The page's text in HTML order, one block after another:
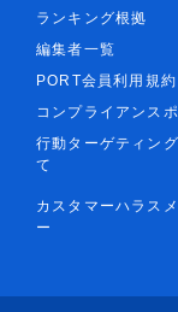
ランキング根拠
編集者一覧
PORT会員利用規約
コンプライアンス
行動ターゲティン
て
カスタマーハラス
ー